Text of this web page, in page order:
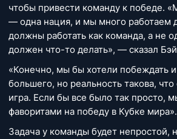
чтобы привести команду к победе.
— одна нация, и мы много работаем
должны работать как команда, а не
должен что-то делать», — сказал
«Конечно, мы бы хотели побеждать и
большего, но реальность такова,
игра. Если бы все было так просто,
фаворитами на победу в Кубке мира».
Задача у команды будет непростой,